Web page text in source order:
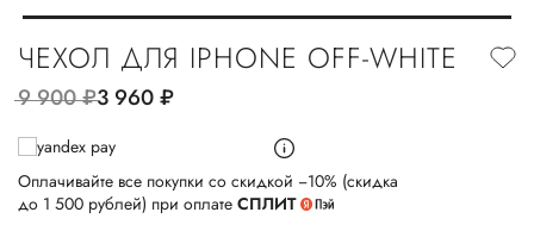
ЧЕХОЛ ДЛЯ IPHONE OFF-WHITE
9 900руб.3 960руб.
Оплачивайте все покупки со скидкой −10% (скидка
до 1 500 рублей) при оплате СПЛИТ